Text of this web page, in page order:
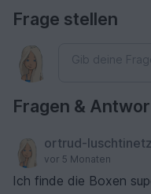
Frage stellen
Fragen &
ortrud-luschtinetz
vor 5 Monaten
Ich finde die Boxen